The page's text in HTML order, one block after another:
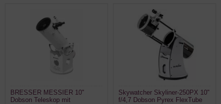
BRESSER MESSIER 10"
Dobson Teleskop mit
Skywatcher Skyliner-250PX 10"
f/4,7 Dobson Pyrex FlexTube